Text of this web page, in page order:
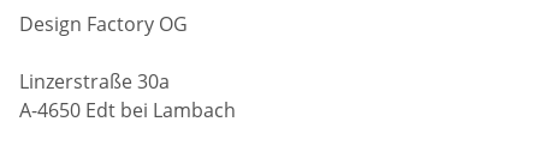
Design Factory OG
Linzerstraße 30a
A-4650 Edt bei Lambach